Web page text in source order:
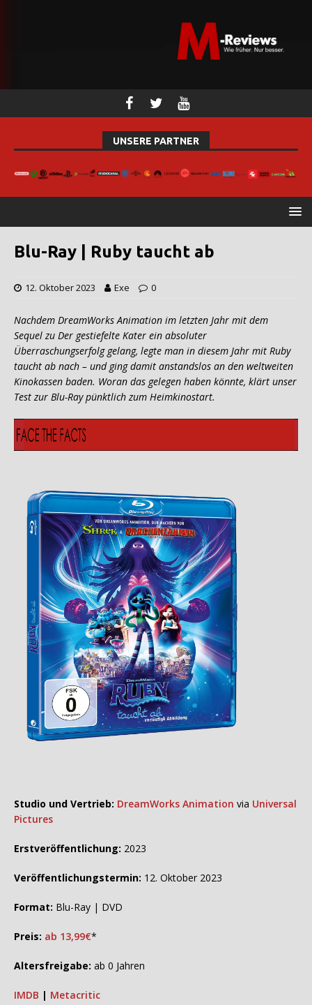
UNSERE PARTNER
Blu-Ray | Ruby taucht ab
12. Oktober 2023 Exe 0
Nachdem DreamWorks Animation im letzten Jahr mit dem
Sequel zu Der gestiefelte Kater ein absoluter
Überraschungserfolg gelang, legte man in diesem Jahr mit Ruby
taucht ab nach – und ging damit anstandslos an den weltweiten
Kinokassen baden. Woran das gelegen haben könnte, klärt unser
Test zur Blu-Ray pünktlich zum Heimkinostart.
Studio und Vertrieb: DreamWorks Animation via Universal
Pictures
Erstveröffentlichung: 2023
Veröffentlichungstermin: 12. Oktober 2023
Format: Blu-Ray | DVD
Preis: ab 13,99€*
Altersfreigabe: ab 0 Jahren
IMDB | Metacritic